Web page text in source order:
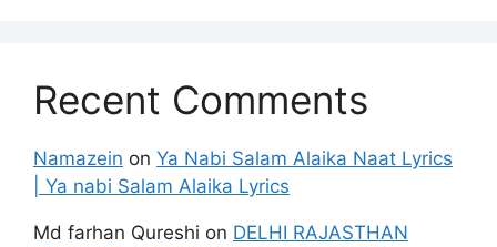
Recent Comments
Namazein on Ya Nabi Salam Alaika Naat Lyrics
| Ya nabi Salam Alaika Lyrics
Md farhan Qureshi on DELHI RAJASTHAN